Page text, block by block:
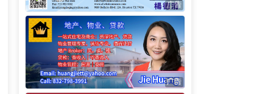
广告
广告